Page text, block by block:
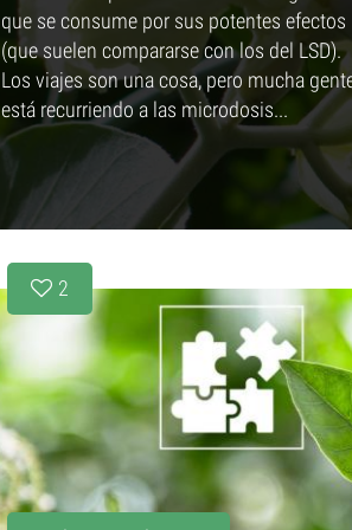
que se consume por sus potentes efectos
(que suelen compararse con los del LSD).
Los viajes son una cosa, pero mucha
está recurriendo a las microdosis...
2